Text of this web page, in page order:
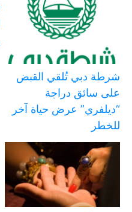
شرطة دبي تُلقي القبض
على سائق دراجة
“ديلفري” عرض حياة آخر
للخطر